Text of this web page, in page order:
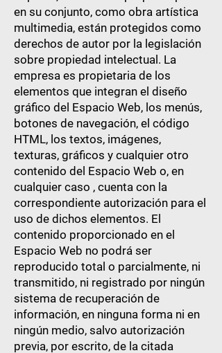
en su conjunto, como obra artística
multimedia, están protegidos como
derechos de autor por la legislación
sobre propiedad intelectual. La
empresa es propietaria de los
elementos que integran el diseño
gráfico del Espacio Web, los menús,
botones de navegación, el código
HTML, los textos, imágenes,
texturas, gráficos y cualquier otro
contenido del Espacio Web o, en
cualquier caso , cuenta con la
correspondiente autorización para el
uso de dichos elementos. El
contenido proporcionado en el
Espacio Web no podrá ser
reproducido total o parcialmente, ni
transmitido, ni registrado por ningún
sistema de recuperación de
información, en ninguna forma ni en
ningún medio, salvo autorización
previa, por escrito, de la citada